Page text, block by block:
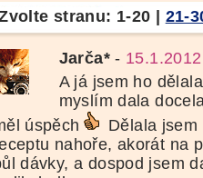
stranu: 1-20 | 21-
Jarča*-
A já jsem ho
myslím dala
úspěch
Dělala
nahoře, akorát na
dávky, a dospod jsem